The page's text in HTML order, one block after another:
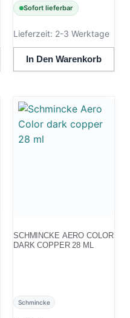
Sofort lieferbar
Lieferzeit: 2-3 Werktage
In Den Warenkorb
SCHMINCKE AERO COLOR
DARK COPPER 28 ML
Schmincke